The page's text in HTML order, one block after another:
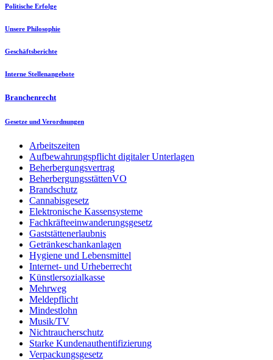
Politische Erfolge
Unsere Philosophie
Geschäftsberichte
Interne Stellenangebote
Branchenrecht
Gesetze und Verordnungen
Arbeitszeiten
Aufbewahrungspflicht digitaler Unterlagen
Beherbergungsvertrag
BeherbergungsstättenVO
Brandschutz
Cannabisgesetz
Elektronische Kassensysteme
Fachkräfteeinwanderungsgesetz
Gaststättenerlaubnis
Getränkeschankanlagen
Hygiene und Lebensmittel
Internet- und Urheberrecht
Künstlersozialkasse
Mehrweg
Meldepflicht
Mindestlohn
Musik/TV
Nichtraucherschutz
Starke Kundenauthentifizierung
Verpackungsgesetz